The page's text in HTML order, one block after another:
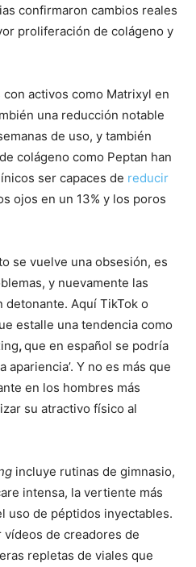
confirmaron cambios reales
proliferación de colágeno y
con activos como Matrixyl en
una reducción notable
de uso, y también
colágeno como Peptan han
ser capaces de reducir
ojos en un 13% y los poros
se vuelve una obsesión, es
y nuevamente las
detonante. Aquí TikTok o
estalle una tendencia como
,que en español se podría
apariencia’. Y no es más que
en los hombres más
su atractivo físico al
incluye rutinas de gimnasio,
intensa, la vertiente más
uso de péptidos inyectables.
de creadores de
repletas de viales que